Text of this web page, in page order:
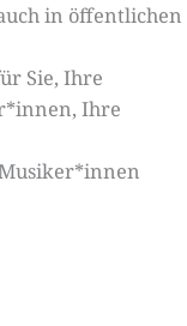
in öffentlichen
Sie, Ihre
Ihre